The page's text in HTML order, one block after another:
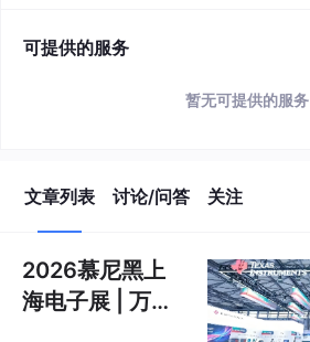
可提供的服务
暂无可提供的服务
文章列表 讨论/问答 关注
2026慕尼黑上
海电子展 | 万亿